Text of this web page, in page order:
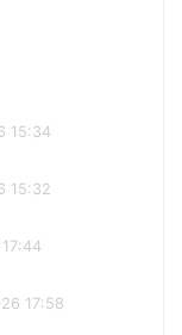
15:34
15:32
17:58